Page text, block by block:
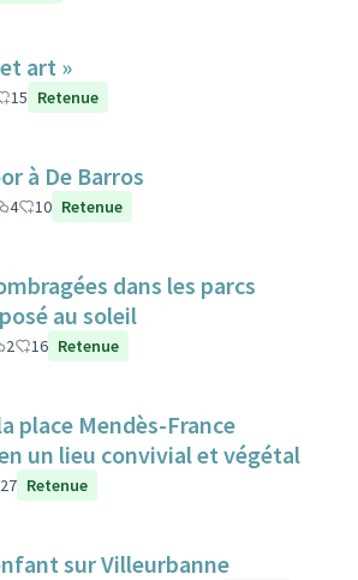
art »
15 Retenue
à De Barros
4 10 Retenue
dans les parcs
au soleil
2 16 Retenue
place Mendès-France
un lieu convivial et végétal
27 Retenue
sur Villeurbanne